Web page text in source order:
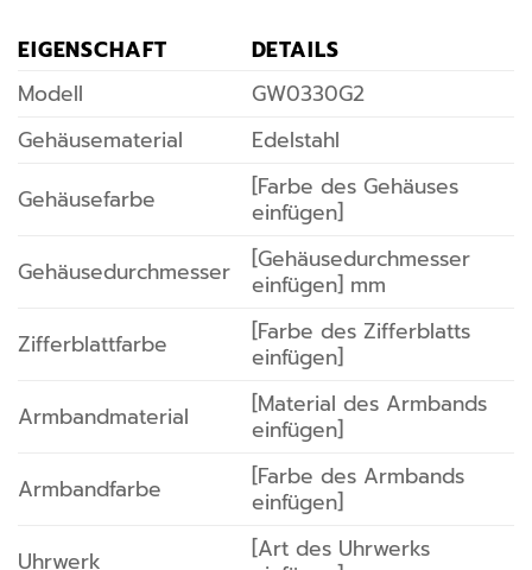
EIGENSCHAFT
DETAILS
Modell
GW0330G2
Gehäusematerial
Edelstahl
Gehäusefarbe
[Farbe des Gehäuses
einfügen]
Gehäusedurchmesser
[Gehäusedurchmesser
einfügen] mm
Zifferblattfarbe
[Farbe des Zifferblatts
einfügen]
Armbandmaterial
[Material des Armbands
einfügen]
Armbandfarbe
[Farbe des Armbands
einfügen]
Uhrwerk
[Art des Uhrwerks